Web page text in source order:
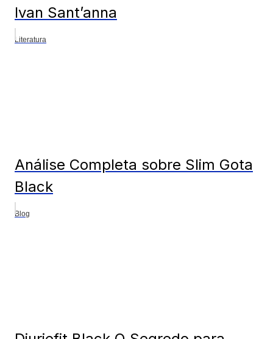
Ivan Sant’anna
Literatura
Análise Completa sobre Slim Gota
Black
Blog